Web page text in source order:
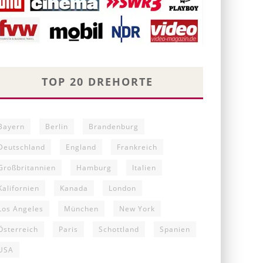
TOP 20 DREHORTE
Berlin Brandenburg
England Frankreich
Hamburg Italien
Kanada London
Angeles München New York
Paris Schottland Spanien